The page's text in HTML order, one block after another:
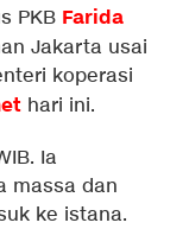
PKB Farida
Jakarta usai
koperasi
hari ini.
Ia
massa dan
ke istana.